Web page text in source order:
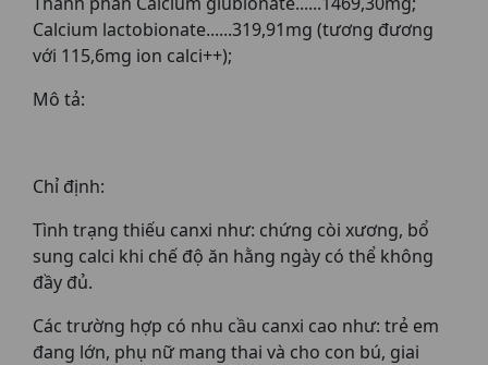
Calcium lactobionate......319,91mg (tương đương
với 115,6mg ion calci++);
Mô tả:
Chỉ định:
Tình trạng thiếu canxi như: chứng còi xương, bổ
sung calci khi chế độ ăn hằng ngày có thể không
đầy đủ.
Các trường hợp có nhu cầu canxi cao như: trẻ em
đang lớn, phụ nữ mang thai và cho con bú, giai